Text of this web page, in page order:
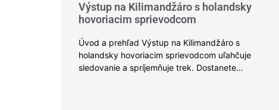
Výstup na Kilimandžáro s holandsky
hovoriacim sprievodcom
Úvod a prehľad Výstup na Kilimandžáro s
holandsky hovoriacim sprievodcom uľahčuje
sledovanie a spríjemňuje trek. Dostanete…